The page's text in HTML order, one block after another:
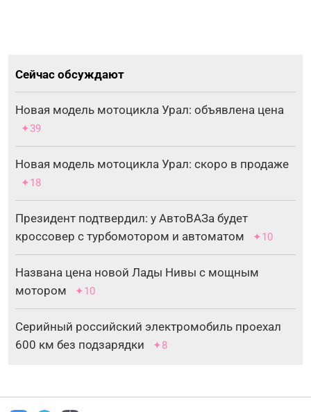
Сейчас обсуждают
Новая модель мотоцикла Урал: объявлена цена
✦39
Новая модель мотоцикла Урал: скоро в продаже
✦18
Президент подтвердил: у АвтоВАЗа будет
кроссовер с турбомотором и автоматом
✦10
Названа цена новой Лады Нивы с мощным
мотором
✦10
Серийный российский электромобиль проехал
600 км без подзарядки
✦8